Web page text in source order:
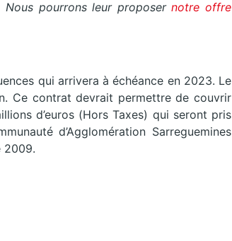
Nous pourrons leur proposernotre offre
qui arrivera à échéance en 2023. Le
Ce contrat devrait permettre de couvrir
d’euros (Hors Taxes) qui seront pris
d’Agglomération Sarreguemines
2009.